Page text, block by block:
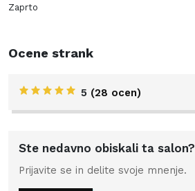
Zaprto
Ocene strank
5 (28 ocen)
Ste nedavno obiskali ta salon?
Prijavite se in delite svoje mnenje.